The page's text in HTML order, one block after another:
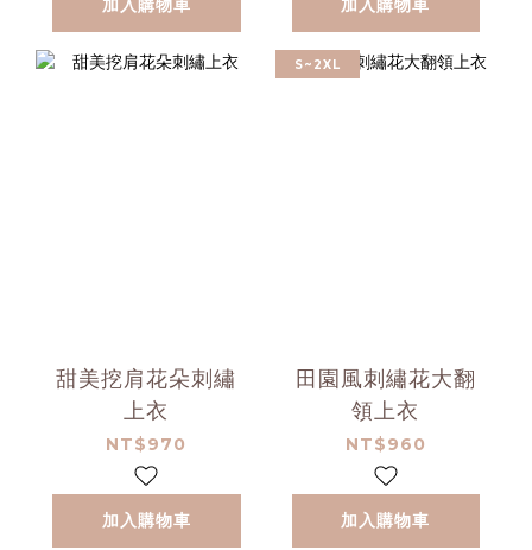
加入購物車 加入購物車
甜美挖肩花朵刺繡
上衣
NT$970
加入購物車
S~2XL
田園風刺繡花大翻
領上衣
NT$960
加入購物車